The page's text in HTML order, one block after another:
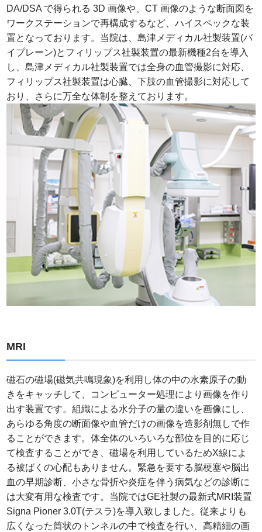
DA/DSA で得られる 3D 画像や、CT 画像のような断面図を
ワークステーションで再構成するなど、ハイスペックな装
置となっております。当院は、島津メディカル社製装置(バ
イプレーン)とフィリップス社製装置の最新機種2台を導入
し、島津メディカル社製装置では全身の血管撮影に対応、
フィリップス社製装置は心臓、下肢の血管撮影に対応して
おり、さらに万全な体制を整えております。
MRI
磁石の磁場(磁気共鳴現象)を利用し体の中の水素原子の動
きをキャッチして、コンピューター処理により画像を作り
出す装置です。組織による水分子の量の違いを画像にし、
あらゆる角度の断面像や血管だけの画像を造影剤無しで作
ることができます。体全体のいろいろな部位を目的に応じ
て検査することができ、磁場を利用しているためX線によ
る被ばくの心配もありません。緊急を要する脳梗塞や脳出
血の早期診断、小さな骨折や炎症を伴う病気などの診断に
は大変有用な検査です。当院ではGE社製の最新式MRI装置
Signa Pioner 3.0T(テスラ)を導入致しました。従来よりも
広くなった筒状のトンネルの中で検査を行い、高精細の画